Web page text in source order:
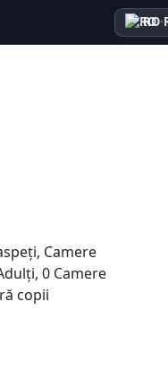
RO·
Camere
, 0 Camere
copii